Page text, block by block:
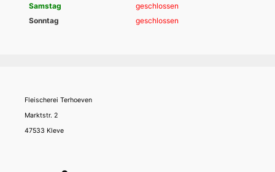
Samstag
geschlossen
Sonntag
geschlossen
Fleischerei Terhoeven
Marktstr. 2
47533 Kleve